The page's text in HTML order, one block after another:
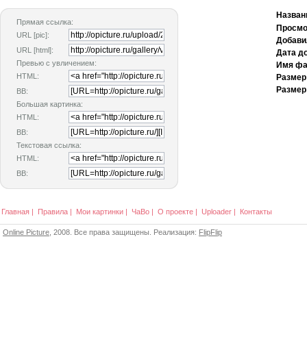
Прямая ссылка:
URL [pic]:
URL [html]:
Превью с увличением:
HTML:
BB:
Большая картинка:
HTML:
BB:
Текстовая ссылка:
HTML:
BB:
Дата
Имя
Главная | Правила | Мои картинки | ЧаВо | О проекте | Uploader | Контакты
Online Picture , 2008. Все права защищены. Реализация: FlipFlip